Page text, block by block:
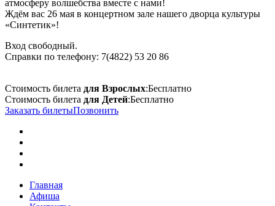
атмосферу волшебства вместе с нами!
Ждём вас 26 мая в концертном зале нашего дворца культуры
«Синтетик»!
Вход свободный.
Справки по телефону: 7(4822) 53 20 86
Стоимость билета для Взрослых:Бесплатно
Стоимость билета для Детей:Бесплатно
Заказать билетыПозвонить
Главная
Афиша